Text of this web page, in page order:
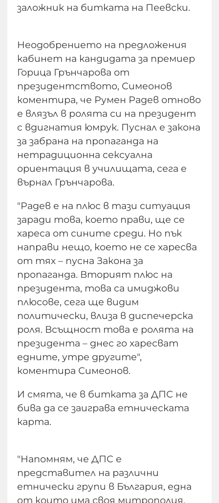
заложник на битката на Пеевски.
Неодобрението на предложения
кабинет на кандидата за премиер
Горица Грънчарова от
президентството, Симеонов
коментира, че Румен Радев отново
е влязъл в ролята си на президент
с вдигнатия юмрук. Пуснал е закона
за забрана на пропаганда на
нетрадиционна сексуална
ориентация в училищата, сега е
върнал Грънчарова.
"Радев е на плюс в тази ситуация
заради това, което прави, ще се
хареса от сините среди. Но пък
направи нещо, което не се харесва
от тях – пусна Закона за
пропаганда. Вторият плюс на
президента, това са имиджови
плюсове, сега ще видим
политически, влиза в диспечерска
роля. Всъщност това е ролята на
президента – днес го харесват
едните, утре другите",
коментира Симеонов.
И смята, че в битката за ДПС не
бива да се заиграва етническата
карта.
"Напомням, че ДПС е
представител на различни
етнически групи в България, една
от които има своя митрополия,